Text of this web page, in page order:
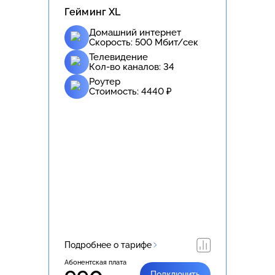
Гейминг XL
Домашний интернет
Скорость: 500 Мбит/сек
Телевидение
Кол-во каналов: 34
Роутер
Стоимость: 4440 ₽
Подробнее о тарифе
Абонентская плата